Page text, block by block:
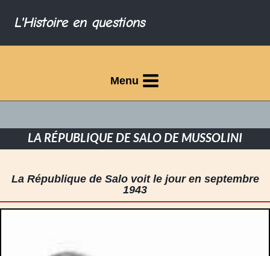
L'Histoire en questions
Menu
LA RÉPUBLIQUE DE SALO DE MUSSOLINI
La République de Salo voit le jour en septembre
1943